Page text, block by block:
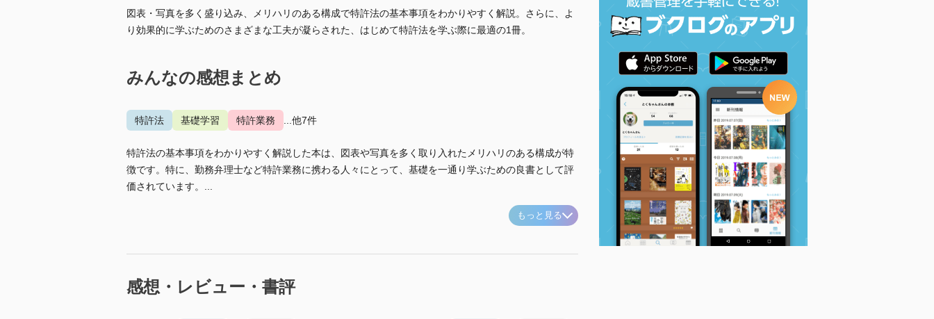
図表・写真を多く盛り込み、メリハリのある構成で特許法の基本事項をわかりやすく解説。さらに、よ
り効果的に学ぶためのさまざまな工夫が凝らされた、はじめて特許法を学ぶ際に最適の1冊。
みんなの感想まとめ
特許法 基礎学習 特許業務 ...他7件
特許法の基本事項をわかりやすく解説した本は、図表や写真を多く取り入れたメリハリのある構成が特
徴です。特に、勤務弁理士など特許業務に携わる人々にとって、基礎を一通り学ぶための良書として評
価されています。...
もっと見る
感想・レビュー・書評